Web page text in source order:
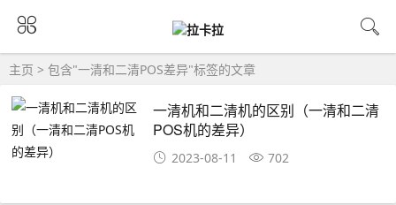
主页 > 包含"一清和二清POS差异"标签的文章
一清机和二清机的区别（一清和二清
POS机的差异）
2023-08-11 702